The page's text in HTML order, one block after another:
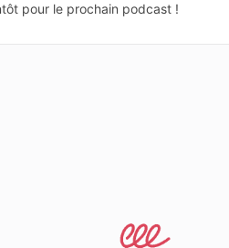
pour le prochain podcast !